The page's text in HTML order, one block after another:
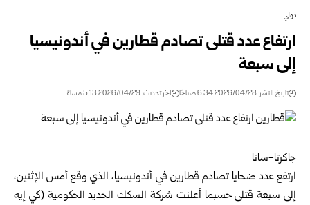
دولي
ارتفاع عدد قتلى تصادم قطارين في أندونيسيا
إلى سبعة
تاريخ النشر: 2026/04/28 6:34 صباحًا اخر تحديث: 2026/04/29 5:13 مساءً
جاكرتا-سانا
ارتفع عدد ضحايا تصادم قطارين في أندونيسيا، الذي وقع أمس الإثنين،
إلى سبعة قتلى حسبما أعلنت شركة السكك الحديد الحكومية (كي إيه